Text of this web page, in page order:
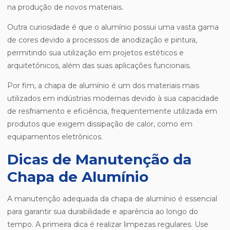
na produção de novos materiais.
Outra curiosidade é que o alumínio possui uma vasta gama
de cores devido a processos de anodização e pintura,
permitindo sua utilização em projetos estéticos e
arquitetônicos, além das suas aplicações funcionais.
Por fim, a chapa de alumínio é um dos materiais mais
utilizados em indústrias modernas devido à sua capacidade
de resfriamento e eficiência, frequentemente utilizada em
produtos que exigem dissipação de calor, como em
equipamentos eletrônicos.
Dicas de Manutenção da
Chapa de Alumínio
A manutenção adequada da chapa de alumínio é essencial
para garantir sua durabilidade e aparência ao longo do
tempo. A primeira dica é realizar limpezas regulares. Use